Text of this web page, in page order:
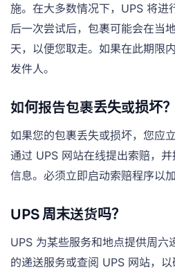
施。在大多数情况下，UPS 将进
后一次尝试后，包裹可能会在当
天，以便您取走。如果在此期限
发件人。
如何报告包裹丢失或损坏？
如果您的包裹丢失或损坏，您应
通过 UPS 网站在线提出索赔，
信息。必须立即启动索赔程序以
UPS 周末送货吗？
UPS 为某些服务和地点提供周六
的递送服务或查阅 UPS 网站，